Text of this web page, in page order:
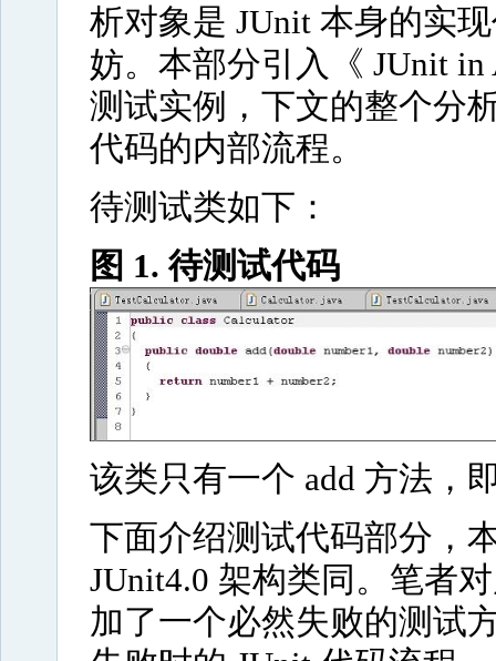
析对象是 JUnit 本身的实
妨。本部分引入《 JUnit
测试实例，下文的整个分
代码的内部流程。
待测试类如下：
图 1. 待测试代码
该类只有一个 add 方法，
下面介绍测试代码部分，
JUnit4.0 架构类同。笔者
加了一个必然失败的测试